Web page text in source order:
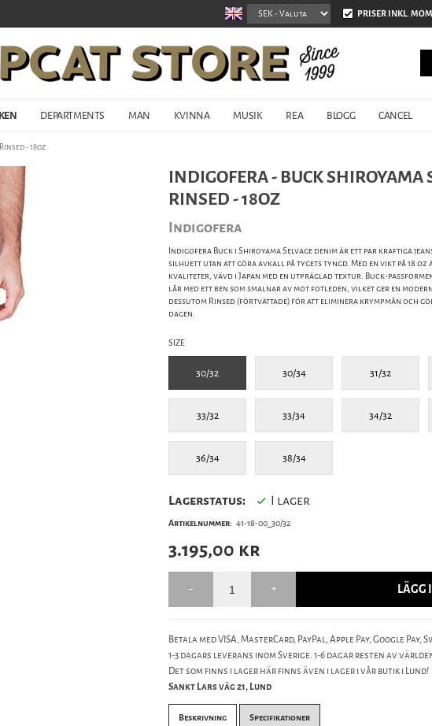
PRISER INKL.
DEPARTMENTS MAN KVINNA MUSIK REA BLOGG CANCEL
- 18oz
INDIGOFERA - BUCK SHIROYAMA
RINSED - 18OZ
Indigofera
Indigofera Buck i Shiroyama Selvage denim är ett par kraftiga
silhuett utan att göra avkall på tygets tyngd. Med en vikt på 18 oz
kvaliteter, vävd i Japan med en utpräglad textur. Buck-
lår med ett ben som smalnar av mot fotleden, vilket ger en
dessutom Rinsed (förtvättade) för att eliminera krympmån och
dagen.
SIZE
30/32 30/34 31/32
33/32 33/34 34/32
36/34 38/34
Lagerstatus: I lager
Artikelnummer: 41-18-00_30/32
3.195,00 kr
LÄGG
Betala med VISA, MasterCard, PayPal, Apple Pay, Google
1-3 dagars leverans inom Sverige. 1-6 dagar resten av
Det som finns i lager här finns även i lager i vår butik i Lund!
Sankt Lars väg 21, Lund
Beskrivning Specifikationer